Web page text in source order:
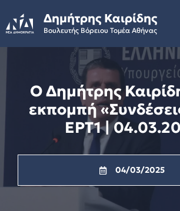
to
content
Δημήτρης Καιρίδης
Βουλευτής Βόρειου Τομέα Αθήνας
Ο Δημήτρης
εκπομπή
ΕΡΤ1 |
04/03/2025